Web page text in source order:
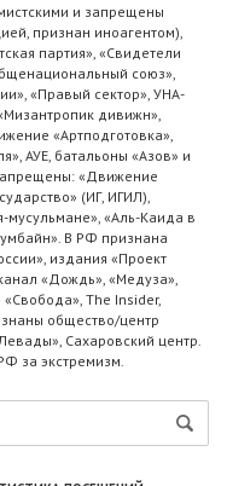
и запрещены
признан иноагентом),
партия», «Свидетели
союз»,
«Правый сектор», УНА-
дивижн»,
«Артподготовка»,
АУЕ, батальоны «Азов» и
«Движение
(ИГ, ИГИЛ),
мусульмане», «Аль-Каида в
В РФ признана
издания «Проект
«Дождь», «Медуза»,
The Insider,
общество/центр
Сахаровский центр.
за экстремизм.